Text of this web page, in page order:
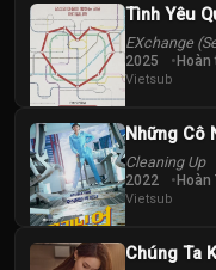
Tình Yêu
EXchange
2025 Hoàn
Vietsub
Những Cô
Cleaning Up
2022 Hoàn
Vietsub
Chúng Ta